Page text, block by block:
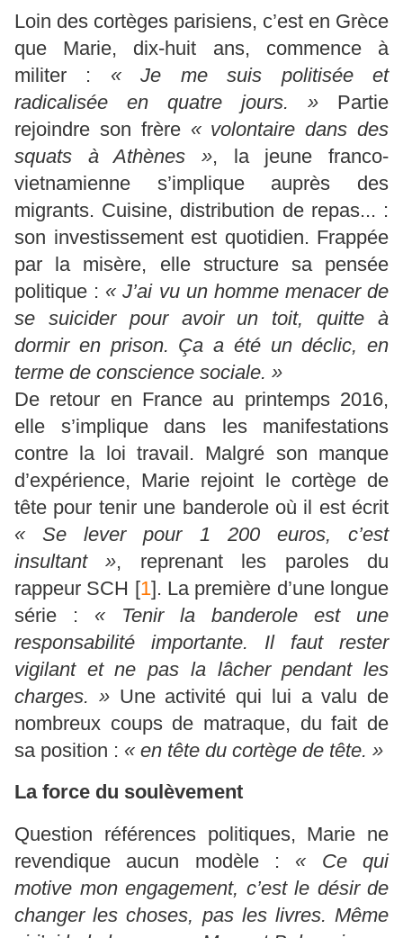
Loin des cortèges parisiens, c’est en Grèce
que Marie, dix-huit ans, commence à
militer : « Je me suis politisée et
radicalisée en quatre jours. » Partie
rejoindre son frère « volontaire dans des
squats à Athènes », la jeune franco-
vietnamienne s’implique auprès des
migrants. Cuisine, distribution de repas... :
son investissement est quotidien. Frappée
par la misère, elle structure sa pensée
politique : « J’ai vu un homme menacer de
se suicider pour avoir un toit, quitte à
dormir en prison. Ça a été un déclic, en
terme de conscience sociale. »
De retour en France au printemps 2016,
elle s’implique dans les manifestations
contre la loi travail. Malgré son manque
d’expérience, Marie rejoint le cortège de
tête pour tenir une banderole où il est écrit
« Se lever pour 1 200 euros, c’est
insultant », reprenant les paroles du
rappeur SCH [1]. La première d’une longue
série : « Tenir la banderole est une
responsabilité importante. Il faut rester
vigilant et ne pas la lâcher pendant les
charges. »Une activité qui lui a valu de
nombreux coups de matraque, du fait de
sa position : « en tête du cortège de tête. »
La force du soulèvement
Question références politiques, Marie ne
revendique aucun modèle : « Ce qui
motive mon engagement, c’est le désir de
changer les choses, pas les livres. Même